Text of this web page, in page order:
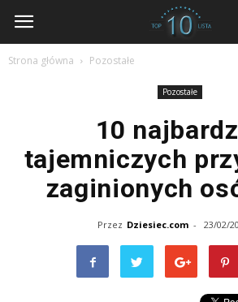
dziesiec.com
Strona główna Pozostałe
Pozostałe
10
tajemniczych
zaginionych
Przez Dziesiec.com - 23/02/